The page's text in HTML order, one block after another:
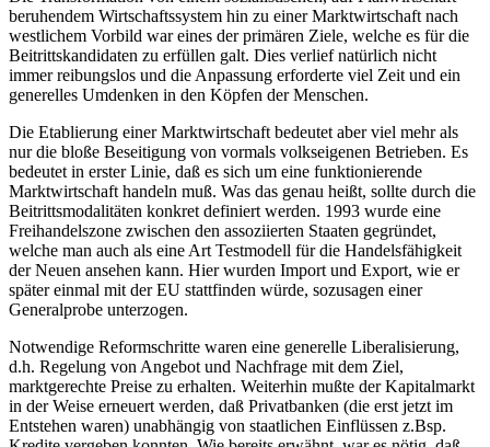
beruhendem Wirtschaftssystem hin zu einer Marktwirtschaft nach
westlichem Vorbild war eines der primären Ziele, welche es für die
Beitrittskandidaten zu erfüllen galt. Dies verlief natürlich nicht
immer reibungslos und die Anpassung erforderte viel Zeit und ein
generelles Umdenken in den Köpfen der Menschen.
Die Etablierung einer Marktwirtschaft bedeutet aber viel mehr als
nur die bloße Beseitigung von vormals volkseigenen Betrieben. Es
bedeutet in erster Linie, daß es sich um eine funktionierende
Marktwirtschaft handeln muß. Was das genau heißt, sollte durch die
Beitrittsmodalitäten konkret definiert werden. 1993 wurde eine
Freihandelszone zwischen den assoziierten Staaten gegründet,
welche man auch als eine Art Testmodell für die Handelsfähigkeit
der Neuen ansehen kann. Hier wurden Import und Export, wie er
später einmal mit der EU stattfinden würde, sozusagen einer
Generalprobe unterzogen.
Notwendige Reformschritte waren eine generelle Liberalisierung,
d.h. Regelung von Angebot und Nachfrage mit dem Ziel,
marktgerechte Preise zu erhalten. Weiterhin mußte der Kapitalmarkt
in der Weise erneuert werden, daß Privatbanken (die erst jetzt im
Entstehen waren) unabhängig von staatlichen Einflüssen z.Bsp.